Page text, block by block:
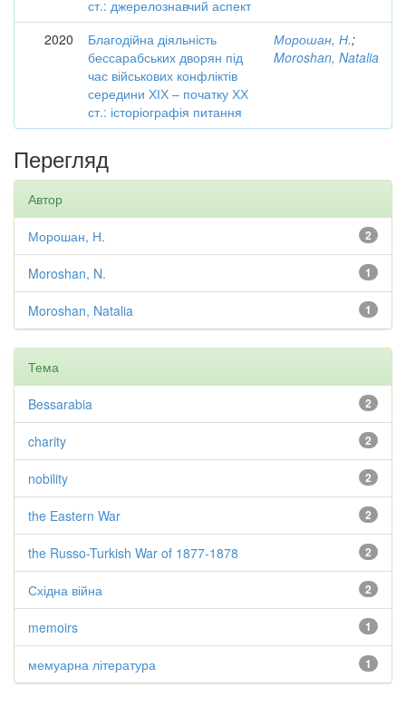
ст.: джерелознавчий аспект
2020
Благодійна діяльність
бессарабських дворян під
час військових конфліктів
середини ХІХ – початку ХХ
ст.: історіографія питання
Морошан, Н.;
Moroshan, Natalia
Перегляд
Автор
2
Морошан, Н.
1
Moroshan, N.
1
Moroshan, Natalia
Тема
2
Bessarabia
2
charity
2
nobility
2
the Eastern War
2
the Russo-Turkish War of 1877-1878
2
Східна війна
1
memoirs
1
мемуарна література